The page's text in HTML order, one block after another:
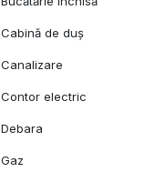
Cabină de duș
Canalizare
Contor electric
Debara
Gaz